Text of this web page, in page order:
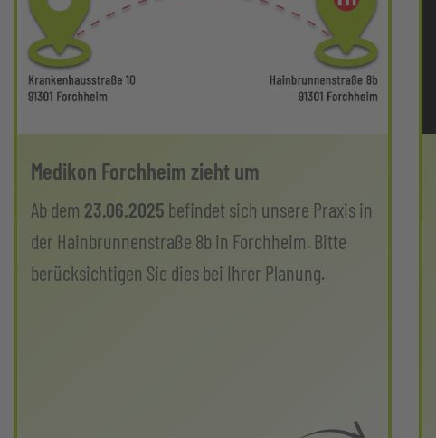
Medikon Forchheim zieht um
Ab dem 23.06.2025 befindet sich unsere Praxis in
der Hainbrunnenstraße 8b in Forchheim. Bitte
berücksichtigen Sie dies bei Ihrer Planung.